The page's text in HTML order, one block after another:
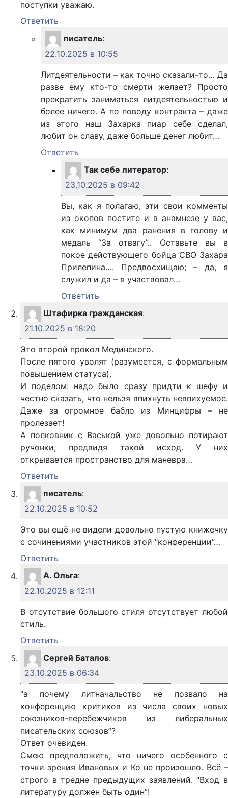
поступки уважаю.
Ответить
писатель:
22.10.2025 в 10:55
Литдеятельности – как точно сказали-то… Да
разве ему кто-то смерти желает? Просто
прекратить заниматься литдеятельностью и
более ничего. А по поводу контракта – даже
из этого наш Захарка пиар себе сделал,
любит он славу, даже больше денег любит…
Ответить
Так себе литератор:
23.10.2025 в 09:42
Вы, как я полагаю, эти свои комменты
из окопов постите и в анамнезе у вас,
как минимум два ранения в голову и
медаль “За отвагу”.. Оставьте вы в
покое действующего бойца СВО Захара
Прилепина…. Предвосхищаю; – да, я
служил и да – я участвовал…
Ответить
Штафирка гражданская:
21.10.2025 в 18:20
Это второй прокол Мединского.
После пятого уволят (разумеется, с формальным
повышением статуса).
И поделом: надо было сразу придти к шефу и
честно сказать, что нельзя впихнуть невпихуемое.
Даже за огромное бабло из Минцифры – не
пролезает!
А полковник с Васькой уже довольно потирают
ручонки, предвидя такой исход. У них
открывается пространство для маневра…
Ответить
писатель:
22.10.2025 в 10:52
Это вы ещё не видели довольно пустую книжечку
с сочинениями участников этой “конференции”…
Ответить
А. Ольга:
22.10.2025 в 12:11
В отсутствие большого стиля отсутствует любой
стиль.
Ответить
Сергей Баталов:
23.10.2025 в 06:34
“а почему литначальство не позвало на
конференцию критиков из числа своих новых
союзников-перебежчиков из либеральных
писательских союзов”?
Ответ очевиден.
Смею предположить, что ничего особенного с
точки зрения Ивановых и Ко не произошло. Всё –
строго в тредне предыдущих заявлений. “Вход в
литературу должен быть один”!